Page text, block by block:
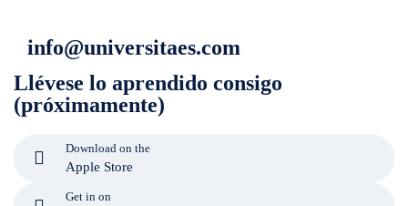
info@universitaes.com
Llévese lo aprendido consigo
(próximamente)
Download on the
Apple Store
Get in on